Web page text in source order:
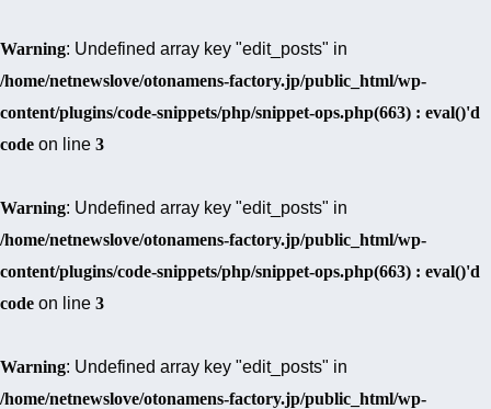
Warning: Undefined array key "edit_posts" in
/home/netnewslove/otonamens-factory.jp/public_html/wp-
content/plugins/code-snippets/php/snippet-ops.php(663) : eval()'d
code on line 3
Warning: Undefined array key "edit_posts" in
/home/netnewslove/otonamens-factory.jp/public_html/wp-
content/plugins/code-snippets/php/snippet-ops.php(663) : eval()'d
code on line 3
Warning: Undefined array key "edit_posts" in
/home/netnewslove/otonamens-factory.jp/public_html/wp-